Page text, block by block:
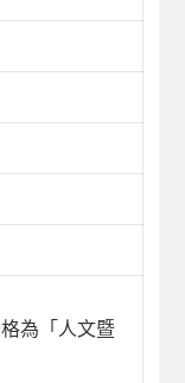
為「人文暨